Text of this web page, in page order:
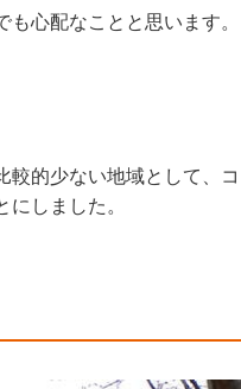
心配なことと思います。
較的少ない地域として、コ
しました。